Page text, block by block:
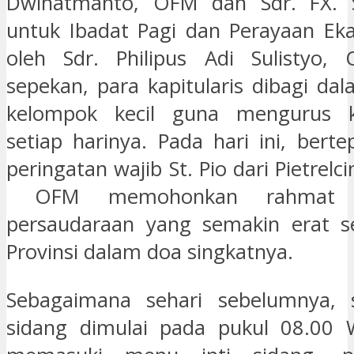
untuk Ibadat Pagi dan Perayaan
oleh Sdr. Philipus Adi Sulistyo,
sepekan, para kapitularis dibagi
kelompok kecil guna mengurus
setiap harinya. Pada hari ini,
peringatan wajib St. Pio dari
OFM memohonkan
persaudaraan yang semakin erat
Provinsi dalam doa singkatnya.
Sebagaimana sehari
sidang dimulai pada pukul 08.00